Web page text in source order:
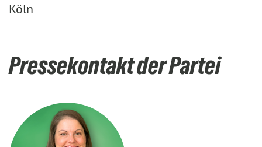
Köln
Pressekontakt der Partei